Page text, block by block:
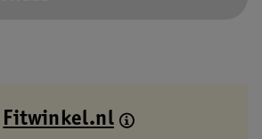
Fitwinkel.nl